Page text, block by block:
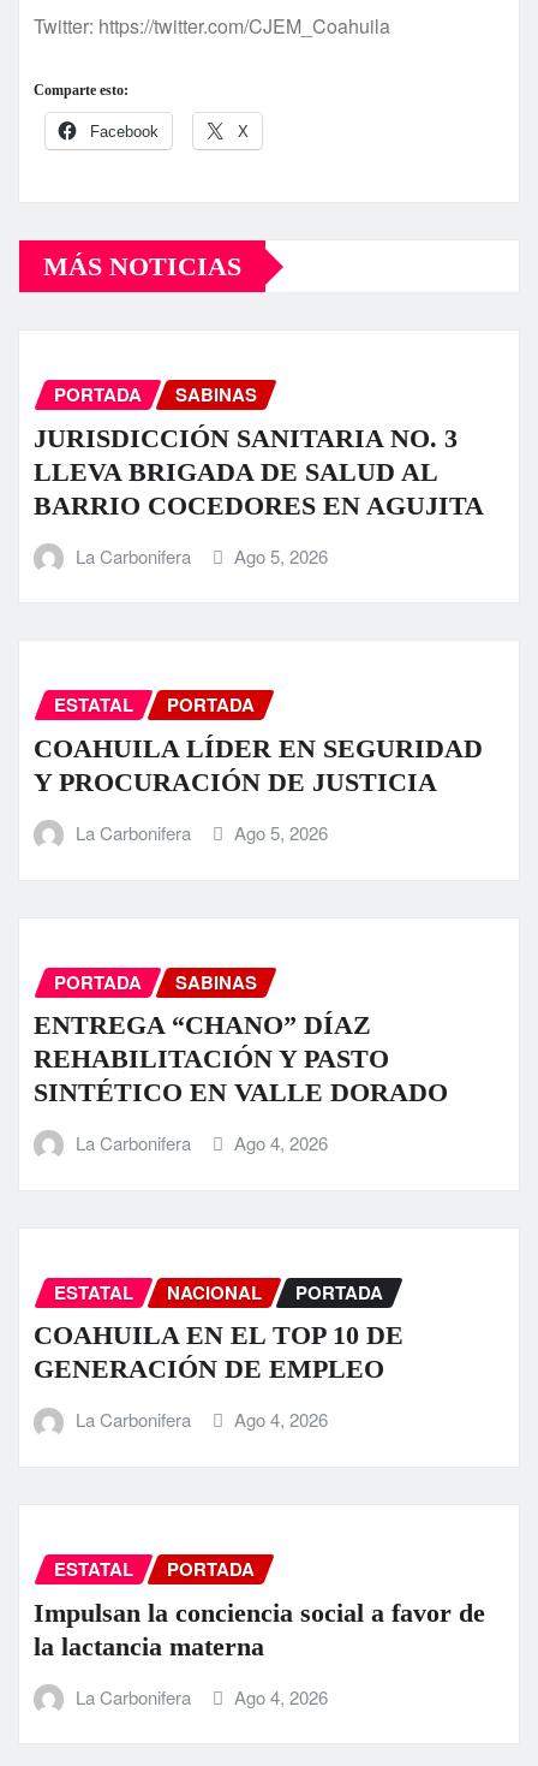
Twitter: https://twitter.com/CJEM_Coahuila
Comparte esto:
Facebook X
MÁS NOTICIAS
PORTADA SABINAS
JURISDICCIÓN SANITARIA NO. 3
LLEVA BRIGADA DE SALUD AL
BARRIO COCEDORES EN AGUJITA
La Carbonifera Ago 5, 2026
ESTATAL PORTADA
COAHUILA LÍDER EN SEGURIDAD
Y PROCURACIÓN DE JUSTICIA
La Carbonifera Ago 5, 2026
PORTADA SABINAS
ENTREGA “CHANO” DÍAZ
REHABILITACIÓN Y PASTO
SINTÉTICO EN VALLE DORADO
La Carbonifera Ago 4, 2026
ESTATAL NACIONAL PORTADA
COAHUILA EN EL TOP 10 DE
GENERACIÓN DE EMPLEO
La Carbonifera Ago 4, 2026
ESTATAL PORTADA
Impulsan la conciencia social a favor de
la lactancia materna
La Carbonifera Ago 4, 2026